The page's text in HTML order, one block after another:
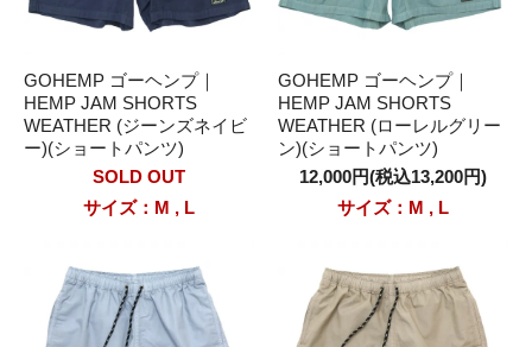
GOHEMP ゴーヘンプ｜
HEMP JAM SHORTS
WEATHER (ジーンズネイビ
ー)(ショートパンツ)
SOLD OUT
サイズ：M , L
GOHEMP ゴーヘンプ｜
HEMP JAM SHORTS
WEATHER (ローレルグリー
ン)(ショートパンツ)
12,000円(税込13,200円)
サイズ：M , L